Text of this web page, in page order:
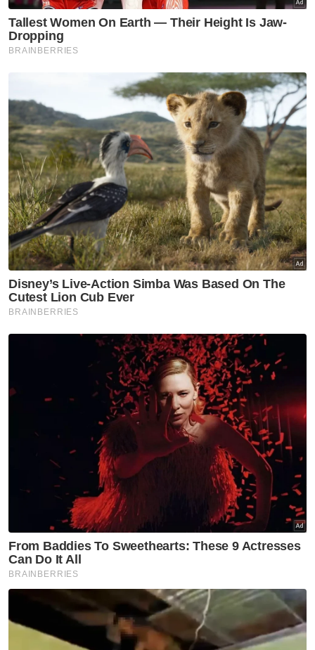
Artikel Disyorkan
Selangor KL
'Speaker tentukan status
kerusi DUN selepas semakan' -
Amirudin
Selangor KL
Peruntukan Sukma dedah
kepincangan pentadbiran
Kerajaan Madani - Pemuda Pas
Selangor
Selangor KL
Selepas 8 bulan percuma,
kutipan Plaza Tol Eco Grandeur
mula tengah malam ini
Selangor KL
punca parkir makin sempit